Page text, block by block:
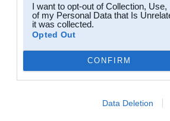
I want to opt-out of Collection,
of my Personal Data that Is
it was collected.
Opted Out
CONFIRM
Data Deletion